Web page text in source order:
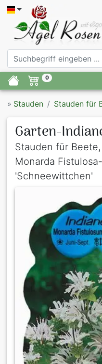
0
» Stauden Stauden für
Garten-
Stauden für
Monarda
'Schneewittchen'